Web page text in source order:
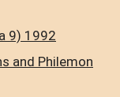
9) 1992
and Philemon